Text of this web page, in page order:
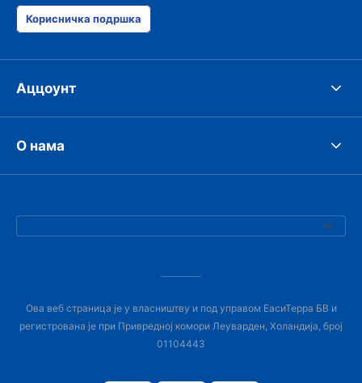
Корисничка подршка
Аццоунт
О нама
Ова веб страница је у власништву и под управом ЕасиТерра БВ и
регистрована је при Привредној комори Леуварден, Холандија, број
01104443